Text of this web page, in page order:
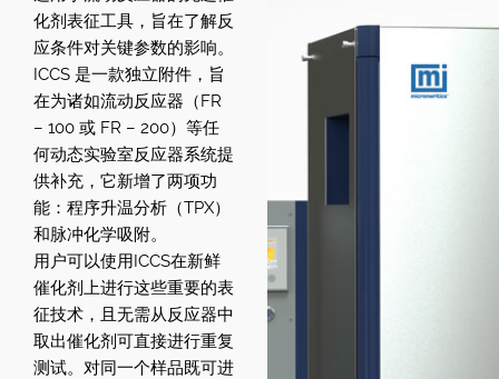
化剂表征工具，旨在了解反
应条件对关键参数的影响。
ICCS 是一款独立附件，旨
在为诸如流动反应器（FR
– 100 或 FR – 200）等任
何动态实验室反应器系统提
供补充，它新增了两项功
能：程序升温分析（TPX）
和脉冲化学吸附。
用户可以使用ICCS在新鲜
催化剂上进行这些重要的表
征技术，且无需从反应器中
取出催化剂可直接进行重复
测试。对同一个样品既可进